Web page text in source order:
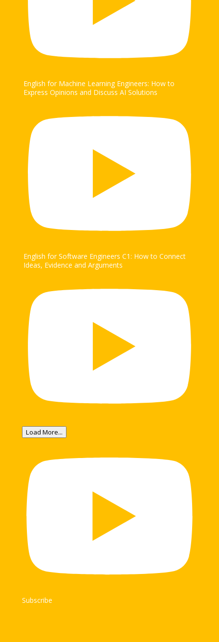
English for Machine Learning Engineers: How to
Express Opinions and Discuss AI Solutions
English for Software Engineers C1: How to Connect
Ideas, Evidence and Arguments
Load More...
Subscribe